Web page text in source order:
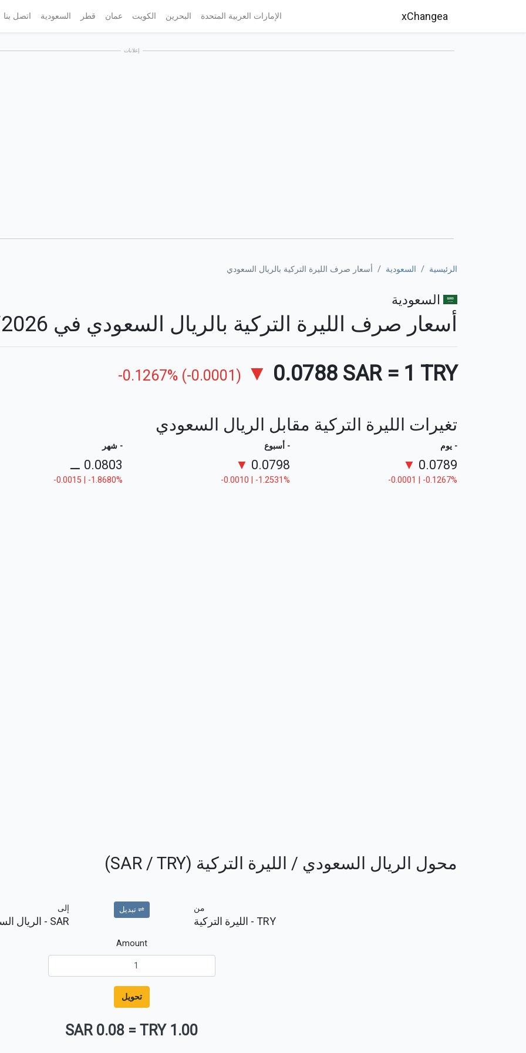
xChangea الإمارات العربية المتحدة البحرين الكويت عمان قطر السعودية اتصل بنا
إعلانات
الرئيسية السعودية أسعار صرف الليرة التركية بالريال السعودي
السعودية
أسعار صرف الليرة التركية بالريال السعودي في 06/08/2026
1 TRY
=
0.0788 SAR
▼
-0.1267% (-0.0001)
تغيرات الليرة التركية مقابل الريال السعودي
- يوم
0.0789
▼
-0.0001 | -0.1267%
- أسبوع
0.0798
▼
-0.0010 | -1.2531%
- شهر
0.0803
⚊
-0.0015 | -1.8680%
محول الريال السعودي / الليرة التركية (SAR / TRY)
من
TRY- الليرة التركية
⇌ تبديل إلى
SAR - الريال
Amount
تحويل
1.00 TRY
=
0.08 SAR